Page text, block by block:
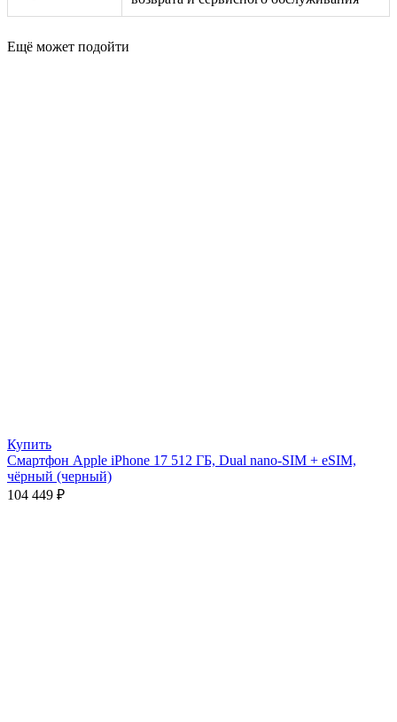
Ещё может подойти
Купить
Смартфон Apple iPhone 17 512 ГБ, Dual nano-SIM + eSIM,
чёрный (черный)
104 449 ₽